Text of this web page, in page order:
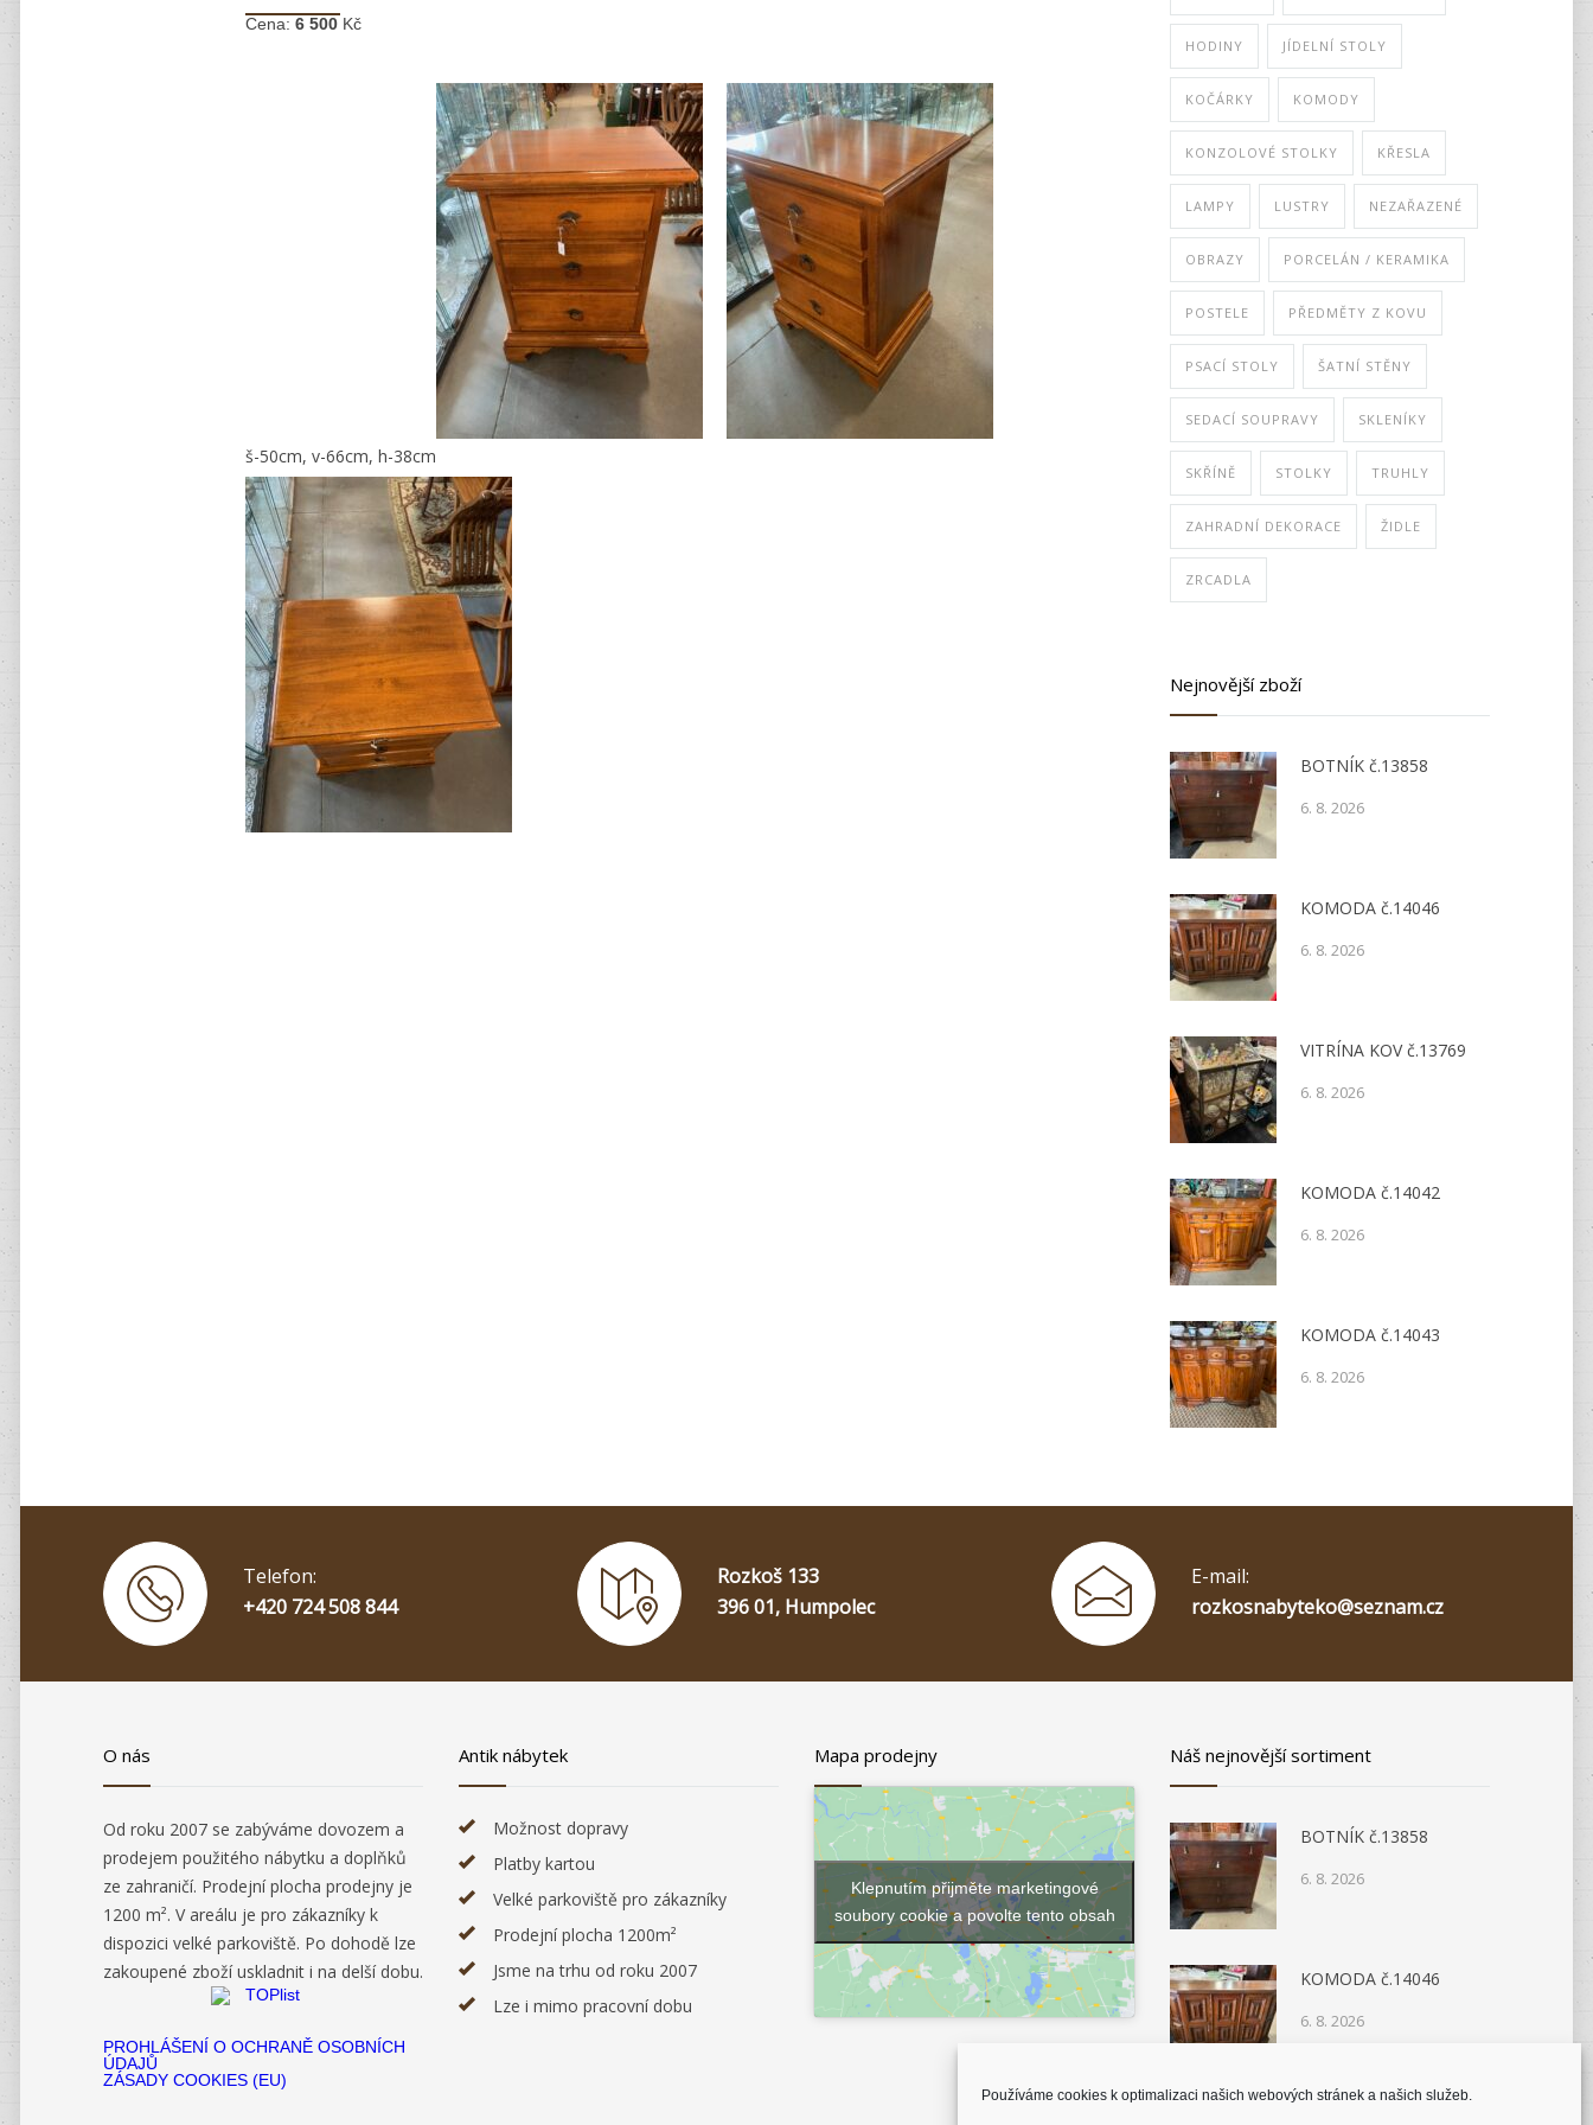
Používáme cookies k optimalizaci našich webových stránek a našich služeb.
Cena: 6 500 Kč
š-50cm, v-66cm, h-38cm
HODINY JÍDELNÍ STOLY
KOČÁRKY KOMODY
KONZOLOVÉ STOLKY KŘESLA
LAMPY LUSTRY NEZAŘAZENÉ
OBRAZY PORCELÁN / KERAMIKA
POSTELE PŘEDMĚTY Z KOVU
PSACÍ STOLY ŠATNÍ STĚNY
SEDACÍ SOUPRAVY SKLENÍKY
SKŘÍNĚ STOLKY TRUHLY
ZAHRADNÍ DEKORACE ŽIDLE
ZRCADLA
Nejnovější zboží
BOTNÍK č.13858
6. 8. 2026
KOMODA č.14046
6. 8. 2026
VITRÍNA KOV č.13769
6. 8. 2026
KOMODA č.14042
6. 8. 2026
KOMODA č.14043
6. 8. 2026
Telefon:
+420 724 508 844
Rozkoš 133
396 01, Humpolec
E-mail:
rozkosnabyteko@seznam.cz
O nás
Od roku 2007 se zabýváme dovozem a
prodejem použitého nábytku a doplňků
ze zahraničí. Prodejní plocha prodejny je
1200 m². V areálu je pro zákazníky k
dispozici velké parkoviště. Po dohodě lze
zakoupené zboží uskladnit i na delší dobu.
PROHLÁŠENÍ O OCHRANĚ OSOBNÍCH
ÚDAJŮ
ZÁSADY COOKIES (EU)
Antik nábytek
Možnost dopravy
Platby kartou
Velké parkoviště pro zákazníky
Prodejní plocha 1200m²
Jsme na trhu od roku 2007
Lze i mimo pracovní dobu
Mapa prodejny
Klepnutím přijměte marketingové
soubory cookie a povolte tento obsah
Náš nejnovější sortiment
BOTNÍK č.13858
6. 8. 2026
KOMODA č.14046
6. 8. 2026